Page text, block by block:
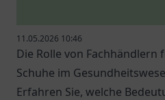
11.05.2026 10:46
Die Rolle von
Schuhe im
Erfahren Sie, welche